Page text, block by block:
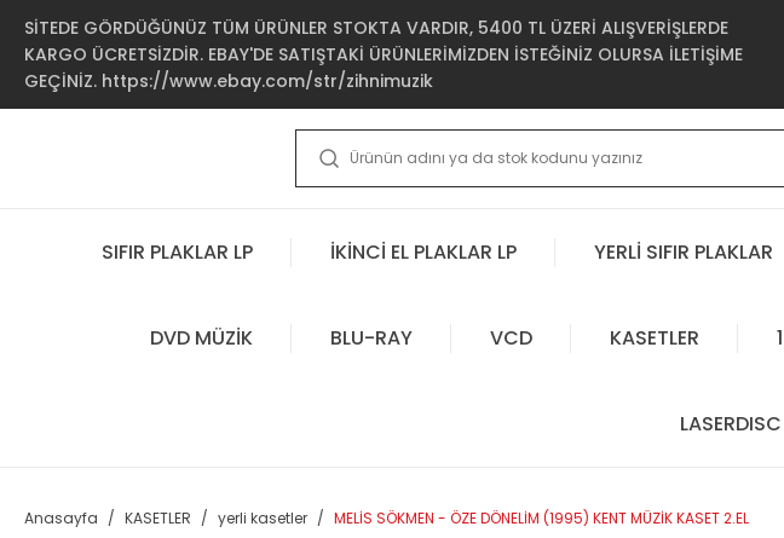
SİTEDE GÖRDÜĞÜNÜZ TÜM ÜRÜNLER STOKTA VARDIR, 5400 TL ÜZERİ ALIŞVERİŞLERDE
KARGO ÜCRETSİZDİR. EBAY'DE SATIŞTAKİ ÜRÜNLERİMİZDEN İSTEĞİNİZ OLURSA İLETİŞİME
GEÇİNİZ. https://www.ebay.com/str/zihnimuzik
SIFIR PLAKLAR LP İKİNCİ EL PLAKLAR LP YERLİ SIFIR PLAKLAR
DVD MÜZİK BLU-RAY VCD KASETLER
LASERDISC
Anasayfa KASETLER yerli kasetler MELİS SÖKMEN - ÖZE DÖNELİM (1995) KENT MÜZİK KASET 2.EL